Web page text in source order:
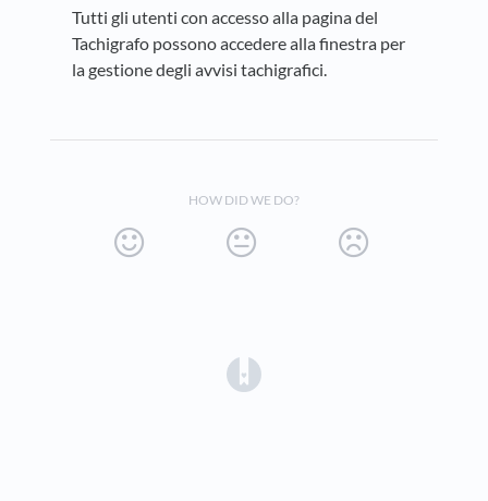
Tutti gli utenti con accesso alla pagina del
Tachigrafo possono accedere alla finestra per
la gestione degli avvisi tachigrafici.
HOW DID WE DO?